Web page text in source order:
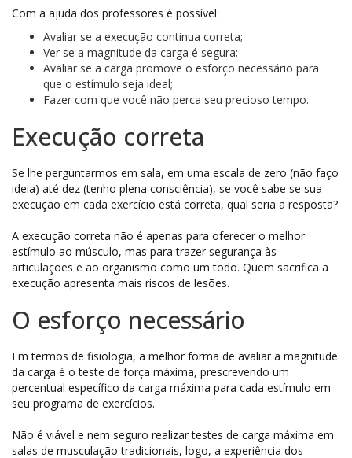
Com a ajuda dos professores é possível:
Avaliar se a execução continua correta;
Ver se a magnitude da carga é segura;
Avaliar se a carga promove o esforço necessário para
que o estímulo seja ideal;
Fazer com que você não perca seu precioso tempo.
Execução correta
Se lhe perguntarmos em sala, em uma escala de zero (não faço
ideia) até dez (tenho plena consciência), se você sabe se sua
execução em cada exercício está correta, qual seria a resposta?
A execução correta não é apenas para oferecer o melhor
estímulo ao músculo, mas para trazer segurança às
articulações e ao organismo como um todo. Quem sacrifica a
execução apresenta mais riscos de lesões.
O esforço necessário
Em termos de fisiologia, a melhor forma de avaliar a magnitude
da carga é o teste de força máxima, prescrevendo um
percentual específico da carga máxima para cada estímulo em
seu programa de exercícios.
Não é viável e nem seguro realizar testes de carga máxima em
salas de musculação tradicionais, logo, a experiência dos